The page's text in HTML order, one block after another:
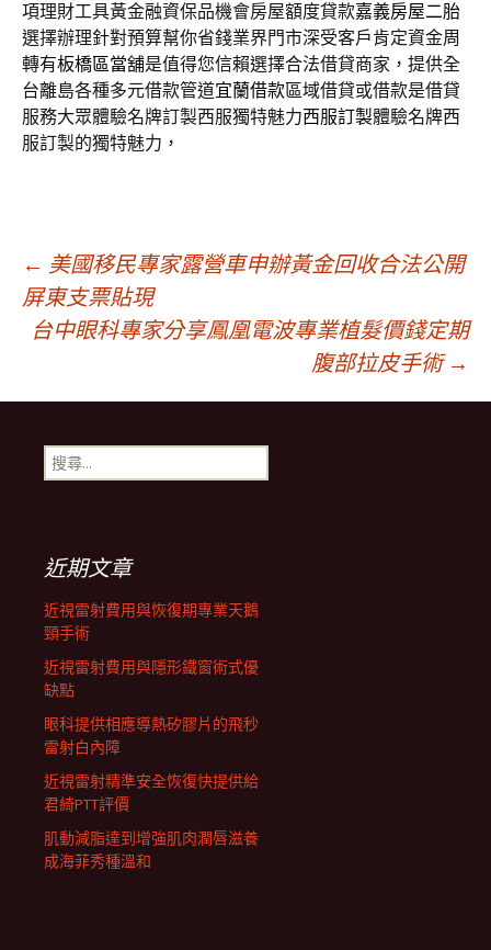
項理財工具黃金融資保品機會房屋額度貸款嘉義房屋二胎
選擇辦理針對預算幫你省錢業界門市深受客戶肯定資金周
轉有板橋區當舖是值得您信賴選擇合法借貸商家，提供全
台離島各種多元借款管道宜蘭借款區域借貸或借款是借貸
服務大眾體驗名牌訂製西服獨特魅力西服訂製體驗名牌西
服訂製的獨特魅力，
文
章
導
航
列
← 美國移民專家露營車申辦黃金回收合法公開
屏東支票貼現
台中眼科專家分享鳳凰電波專業植髮價錢定期
腹部拉皮手術 →
搜
尋
近期文章
近視雷射費用與恢復期專業天鵝
頸手術
近視雷射費用與隱形鐵窗術式優
缺點
眼科提供相應導熱矽膠片的飛秒
雷射白內障
近視雷射精準安全恢復快提供給
君綺PTT評價
肌動減脂達到增強肌肉潤唇滋養
成海菲秀種溫和